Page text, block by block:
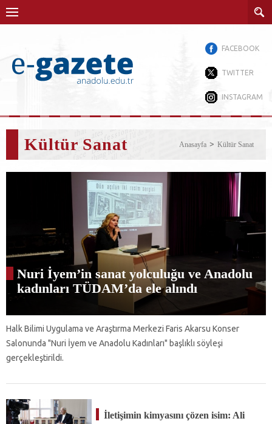
FACEBOOK
TWITTER
INSTAGRAM
Kültür Sanat Anasayfa Kültür Sanat
Nuri İyem’in sanat yolculuğu ve Anadolu
kadınları TÜDAM’da ele alındı
Halk Bilimi Uygulama ve Araştırma Merkezi Faris Akarsu Konser
Salonunda "Nuri İyem ve Anadolu Kadınları" başlıklı söyleşi
gerçekleştirildi.
İletişimin kimyasını çözen isim: Ali